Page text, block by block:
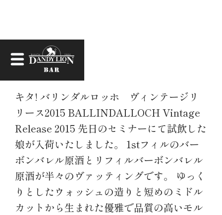
お知らせ
キタ! バリンダルロッホ ヴィンテージリ
リース2015 BALLINDALLOCH Vintage
Release 2015 先日のセミナーにて試飲した
娘が入荷いたしました。 1stフィルのバー
ボンバレル原酒とリフィルバーボンバレル
原酒が半々のヴァッティングです。 ゆっく
りとしたウォッシュの造りと短めのミドル
カットから生まれた優雅で品質の高いモル